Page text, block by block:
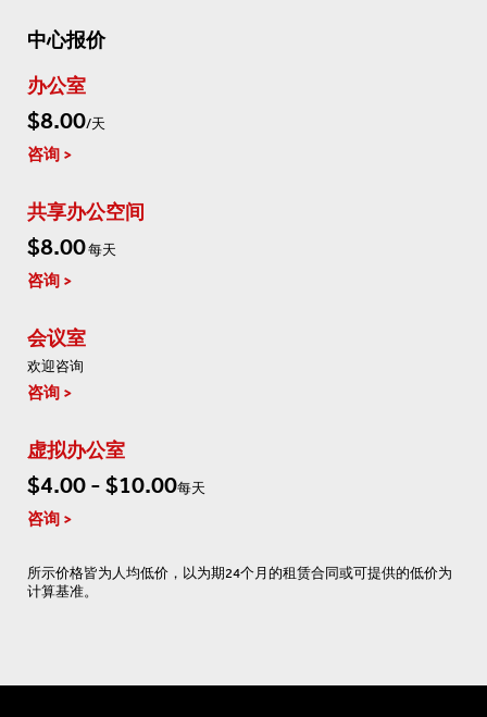
中心报价
办公室
$8.00/天
咨询
共享办公空间
$8.00每天
咨询
会议室
欢迎咨询
咨询
虚拟办公室
$4.00 - $10.00每天
咨询
所示价格皆为人均低价，以为期24个月的租赁合同或可提供的低价为
计算基准。